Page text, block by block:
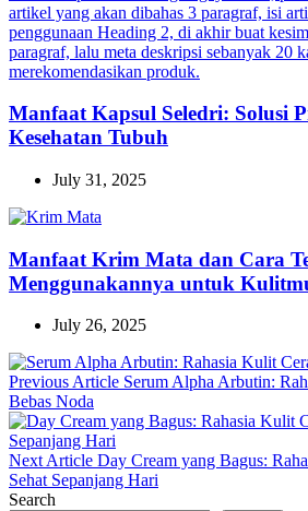
Manfaat Kapsul Seledri: Solusi
Kesehatan Tubuh
July 31, 2025
Manfaat Krim Mata dan Cara
Menggunakannya untuk
July 26, 2025
Previous Article Previous
Serum Alpha Arbutin:
Bebas Noda
Next Article Next
Post:
Day Cream yang Bagus:
Sehat Sepanjang Hari
Search